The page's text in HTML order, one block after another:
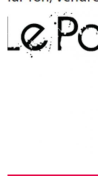
LE